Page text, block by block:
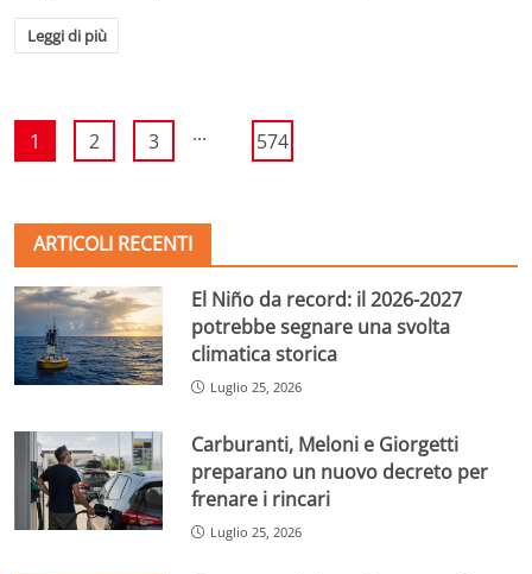
Leggi di più
1 2 3 ... 574
ARTICOLI RECENTI
El Niño da record: il 2026-2027
potrebbe segnare una svolta
climatica storica
Luglio 25, 2026
Carburanti, Meloni e Giorgetti
preparano un nuovo decreto per
frenare i rincari
Luglio 25, 2026